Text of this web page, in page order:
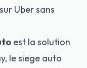
Uber sans
est la solution
le siege auto